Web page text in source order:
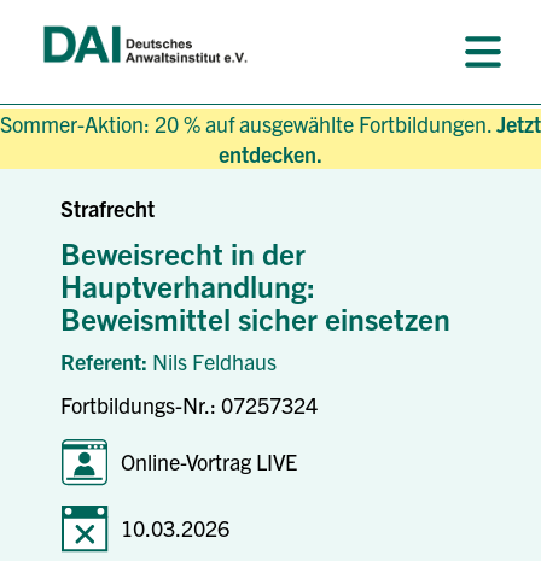
Sommer-Aktion: 20 % auf ausgewählte Fortbildungen.Jetzt
entdecken.
Strafrecht
Beweisrecht in der
Hauptverhandlung:
Beweismittel sicher einsetzen
Referent: Nils Feldhaus
Fortbildungs-Nr.: 07257324
Online-Vortrag LIVE
10.03.2026